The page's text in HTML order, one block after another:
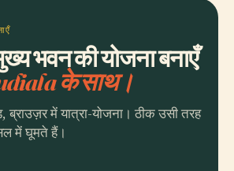
भवन की योजना बनाएँ
के साथ।
ब्राउज़र में यात्रा-योजना। ठीक उसी तरह
में घूमते हैं।